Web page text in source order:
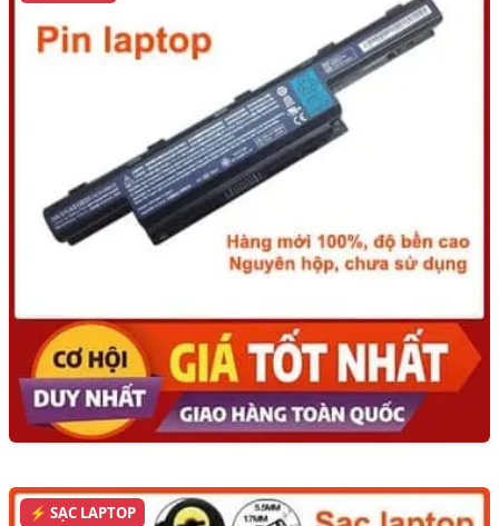
⚡ SẠC LAPTOP